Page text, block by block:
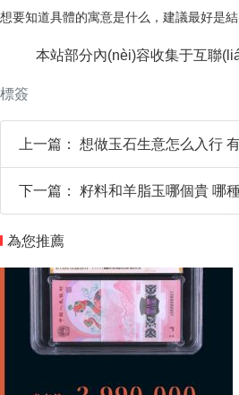
想要知道具體的寓意是什么，建議最好是結
本站部分內(nèi)容收集于互聯
標簽
上一篇： 想做玉石生意怎么入行
下一篇： 籽料和羊脂玉哪個貴 哪
為您推薦